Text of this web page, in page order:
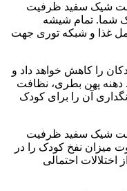
شیک سفید ظرفیت
شما. تمام شیشه
غذا و شبکه توری جهت
را کاهش خواهد داد و
دهنه پهن بطری، نظافت
آن را برای کودک
شیک سفید ظرفیت
میزان نفخ کودک را در
احتمالی